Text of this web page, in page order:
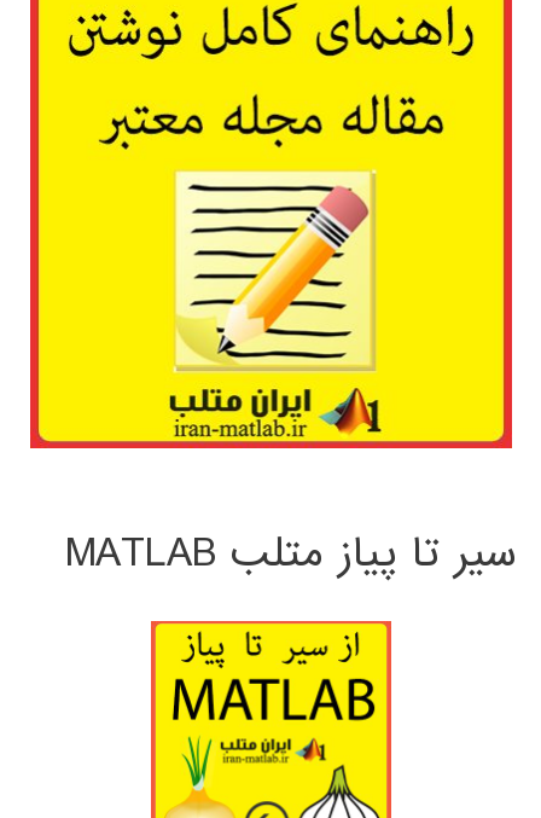
سیر تا پیاز متلب MATLAB